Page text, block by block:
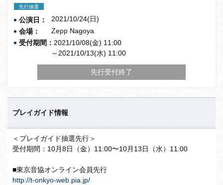
先行抽選
公演日：
2021/10/24(日)
会場：
Zepp Nagoya
受付期間： 2021/10/08(金) 11:00
～2021/10/13(水) 11:00
先行受付終了
プレイガイド情報
＜プレイガイド抽選先行＞
受付期間：10月8日（金）11:00〜10月13日（水）11:00
■東京音協オンライン会員先行
http://t-onkyo-web.pia.jp/